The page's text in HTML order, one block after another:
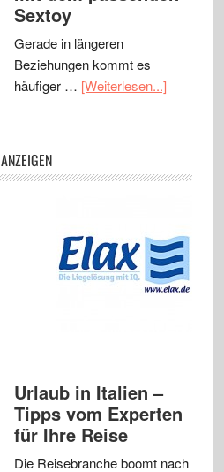
Sextoy
Gerade in längeren
Beziehungen kommt es
häufiger … [Weiterlesen...]
ANZEIGEN
Urlaub in Italien –
Tipps vom Experten
für Ihre Reise
Die Reisebranche boomt nach